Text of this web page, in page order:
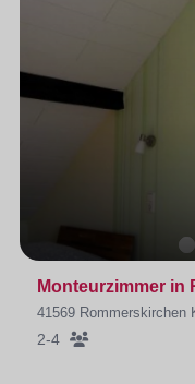
Monteurzimmer in
41569 Rommerskirchen
2-4